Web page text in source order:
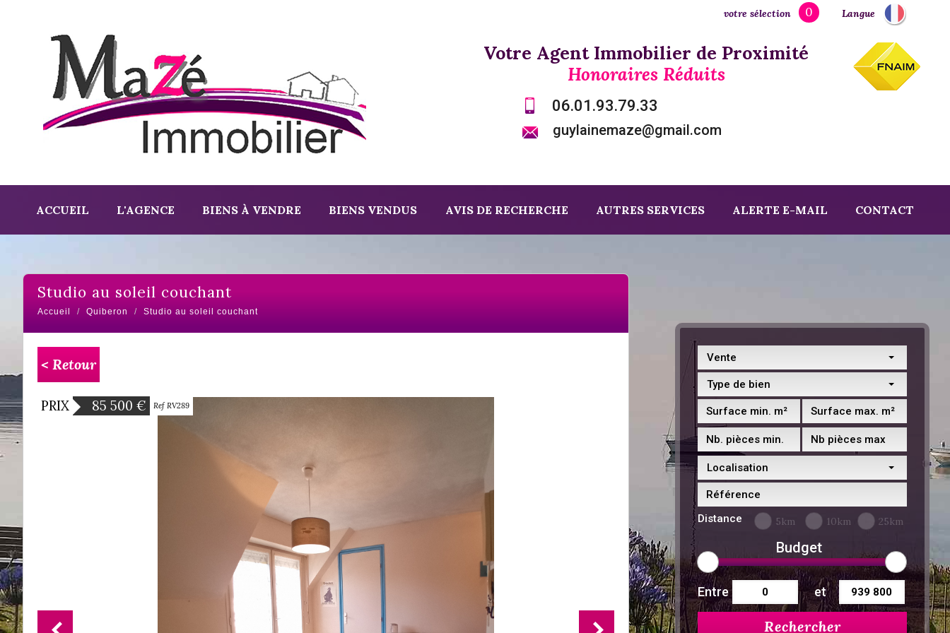
Langue
votre sélection 0
Votre Agent Immobilier de Proximité
Honoraires Réduits
06.01.93.79.33
guylainemaze@gmail.com
ACCUEIL L'AGENCE BIENS À VENDRE BIENS VENDUS AVIS DE RECHERCHE AUTRES SERVICES ALERTE E-MAIL CONTACT
Vente
Type de bien
Localisation
Distance 5km 10km 25km
Budget
Entre et
Rechercher
studio au soleil couchant
Accueil Quiberon Studio au soleil couchant
< Retour
PRIX 85 500 € Ref RV289